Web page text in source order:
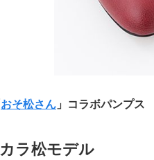
おそ松さん 」コラボパンプス
カラ松モデル